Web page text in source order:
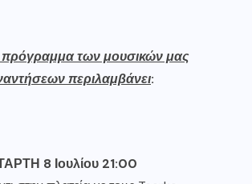
των μουσικών μας
περιλαμβάνει:
8 Ιουλίου 21:00